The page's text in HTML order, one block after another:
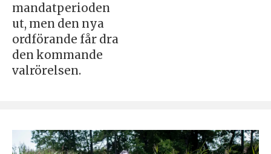
mandatperioden
ut, men den nya
ordförande får dra
den kommande
valrörelsen.